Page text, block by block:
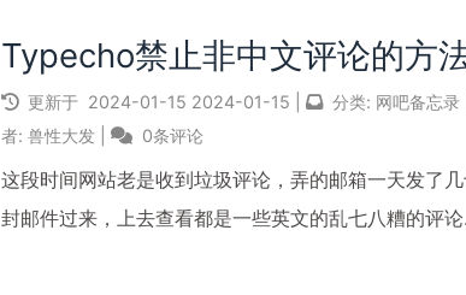
Typecho禁止非中文评论的方
更新于 2024-01-15 2024-01-15 分类: 网吧备忘录
者: 兽性大发 0条评论
这段时间网站老是收到垃圾评论，弄的邮箱一天发了
封邮件过来，上去查看都是一些英文的乱七八糟的评论